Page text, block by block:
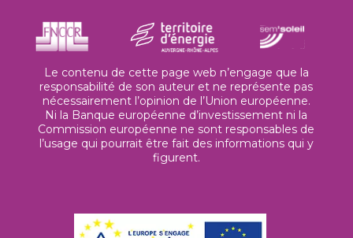
Le contenu de cette page web n’engage que la
responsabilité de son auteur et ne représente pas
nécessairement l’opinion de l’Union européenne.
Ni la Banque européenne d’investissement ni la
Commission européenne ne sont responsables de
l’usage qui pourrait être fait des informations qui y
figurent.